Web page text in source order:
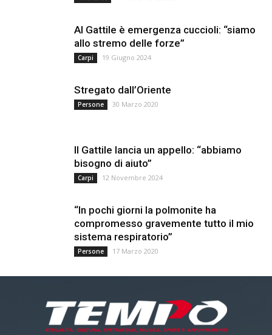
Al Gattile è emergenza cuccioli: “siamo
allo stremo delle forze”
Carpi 19 Giugno 2024
Stregato dall’Oriente
Persone 30 Marzo 2020
Il Gattile lancia un appello: “abbiamo
bisogno di aiuto”
Carpi 12 Novembre 2024
“In pochi giorni la polmonite ha
compromesso gravemente tutto il mio
sistema respiratorio”
Persone 17 Marzo 2020